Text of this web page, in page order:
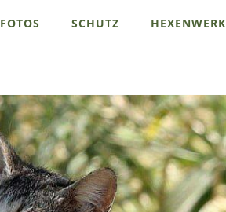
FOTOS SCHUTZ HEXENWERK